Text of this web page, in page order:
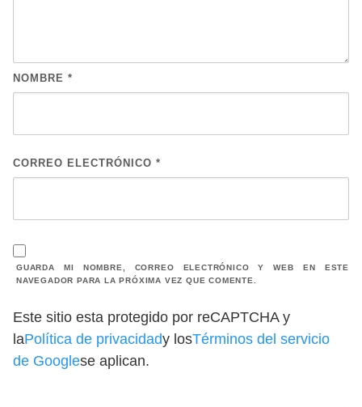
NOMBRE *
CORREO ELECTRÓNICO *
GUARDA MI NOMBRE, CORREO ELECTRÓNICO Y WEB EN ESTE
NAVEGADOR PARA LA PRÓXIMA VEZ QUE COMENTE.
Este sitio esta protegido por reCAPTCHA y
laPolítica de privacidady losTérminos del servicio
de Googlese aplican.